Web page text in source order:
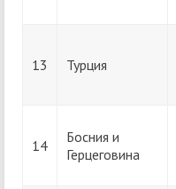
13 Турция
14
Босния и
Герцеговина